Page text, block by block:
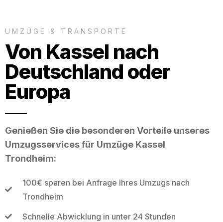
UMZÜGE & TRANSPORTE
Von Kassel nach
Deutschland oder
Europa
Genießen Sie die besonderen Vorteile unseres
Umzugsservices für Umzüge Kassel
Trondheim:
100€ sparen bei Anfrage Ihres Umzugs nach
Trondheim
Schnelle Abwicklung in unter 24 Stunden